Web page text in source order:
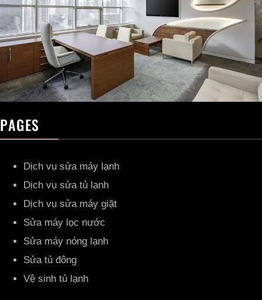
PAGES
Dịch vụ sửa máy lạnh
Dịch vụ sửa tủ lạnh
Dịch vụ sửa máy giặt
Sửa máy lọc nước
Sửa máy nóng lạnh
Sửa tủ đông
Vệ sinh tủ lạnh